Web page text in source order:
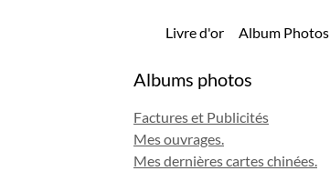
Livre d'or Album Photos
Albums photos
Factures et Publicités
Mes ouvrages.
Mes dernières cartes chinées.